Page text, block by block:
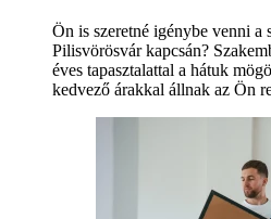
Ön is szeretné igénybe venni a
Pilisvörösvár kapcsán?
éves tapasztalattal a hátuk
kedvező árakkal állnak az Ön